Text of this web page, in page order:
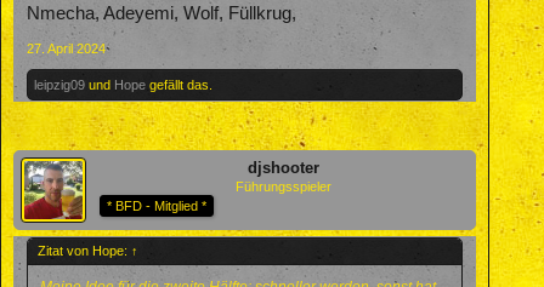
Nmecha, Adeyemi, Wolf, Füllkrug,
27. April 2024
leipzig09 und Hope gefällt das.
djshooter
Führungsspieler
* BFD - Mitglied *
Zitat von Hope: ↑